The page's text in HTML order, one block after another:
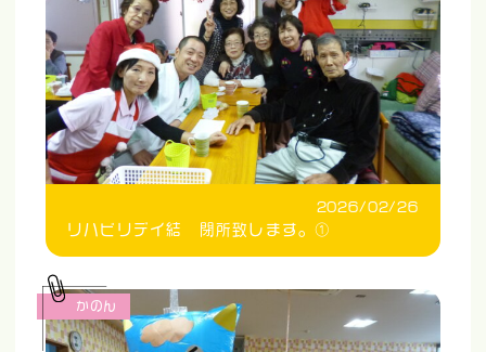
2026/02/26
リハビリデイ結 閉所致します。①
かのん